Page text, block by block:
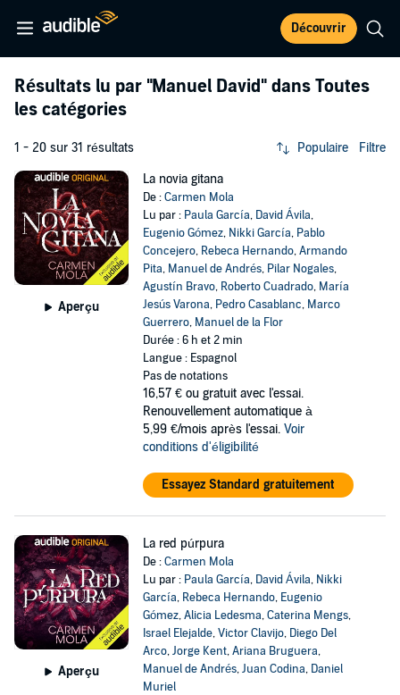
Découvrir
Résultats lu par "Manuel David" dans Toutes
les catégories
1 - 20 sur 31 résultats Populaire Filtre
Aperçu
La novia gitana
De :Carmen Mola
Lu par : Paula García, David Ávila,
Eugenio Gómez, Nikki García, Pablo
Concejero, Rebeca Hernando,Armando
Pita, Manuel de Andrés, Pilar Nogales,
Agustín Bravo, Roberto Cuadrado, María
Jesús Varona, Pedro Casablanc, Marco
Guerrero, Manuel de la Flor
Durée : 6 h et 2 min
Langue : Espagnol
Pas de notations
16,57 € ou gratuit avec l'essai.
Renouvellement automatique à
5,99 €/mois après l'essai. Voir
conditions d'éligibilité
Essayez Standard gratuitement
Aperçu
La red púrpura
De :Carmen Mola
Lu par : Paula García, David Ávila, Nikki
García, Rebeca Hernando, Eugenio
Gómez,Alicia Ledesma,Caterina Mengs,
Israel Elejalde,Victor Clavijo, Diego Del
Arco,Jorge Kent,Ariana Bruguera,
Manuel de Andrés,Juan Codina, Daniel
Muriel